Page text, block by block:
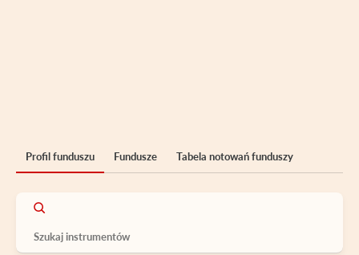
Profil funduszu Fundusze Tabela notowań funduszy